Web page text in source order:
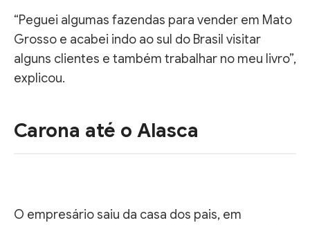
“Peguei algumas fazendas para vender em Mato
Grosso e acabei indo ao sul do Brasil visitar
alguns clientes e também trabalhar no meu livro”,
explicou.
Carona até o Alasca
O empresário saiu da casa dos pais, em